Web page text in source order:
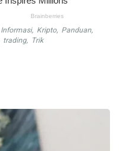
Informasi, Kripto, Panduan,
trading, Trik